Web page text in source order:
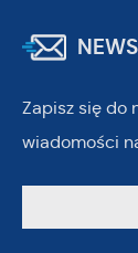
Zapisz się do
wiadomości